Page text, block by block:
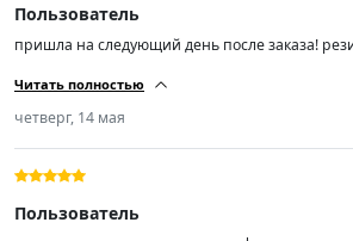
Пользователь
пришла на следующий день после заказа!
сказал резина шикарная! поставил на Лифан
продавцу респект!)))!!!!!!!
Читать полностью
четверг, 14 мая
Пользователь